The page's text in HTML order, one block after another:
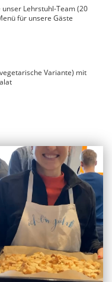
Lehrstuhl-Team (20
für unsere Gäste
Variante) mit